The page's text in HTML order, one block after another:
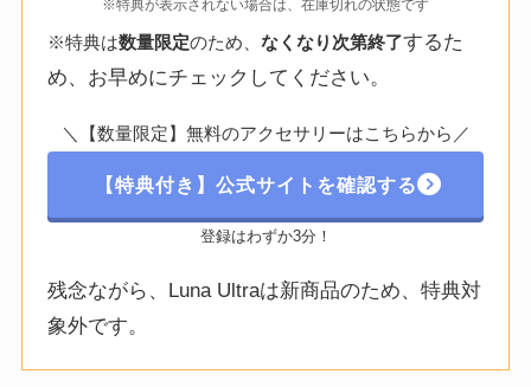
※特典が表示されない場合は、在庫切れの状態です
※特典は数量限定のため、なくなり次第終了するた
め、お早めにチェックしてください。
＼【数量限定】無料のアクセサリーはこちらから／
【特典付き】公式サイトを確認する
登録はわずか3分！
残念ながら、Luna Ultraは新商品のため、特典対
象外です。